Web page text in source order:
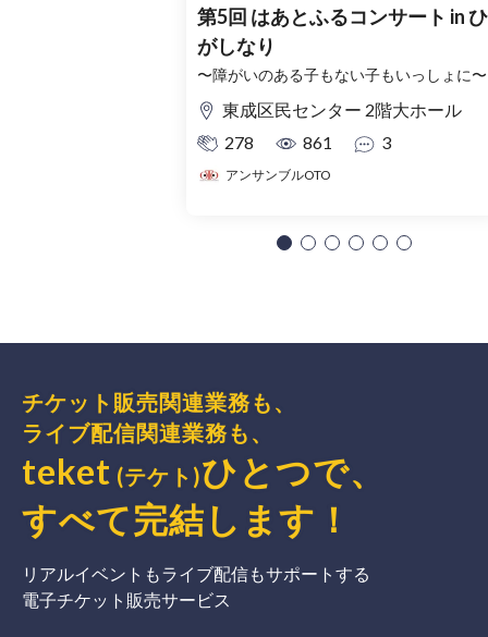
第5回 はあとふるコンサート in ひ
がしなり
〜障がいのある子もない子もいっしょに〜
東成区民センター 2階大ホール
278
861 3
アンサンブルOTO
チケット販売関連業務も、
ライブ配信関連業務も、
teket (テケト)ひとつで、
すべて完結 します ！
リアルイベントもライブ配信もサポートする
電子チケット販売サービス